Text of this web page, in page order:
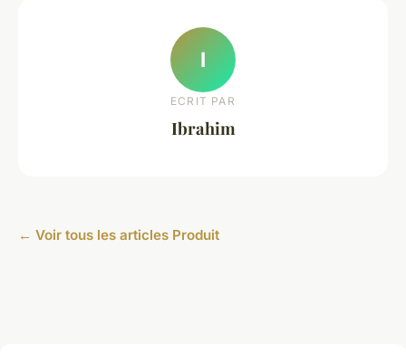
I
ECRIT PAR
Ibrahim
← Voir tous les articles Produit